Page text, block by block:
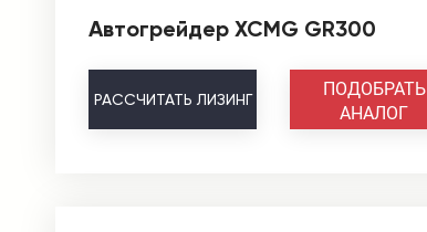
Автогрейдер XCMG GR300
РАССЧИТАТЬ ЛИЗИНГ
ПОДОБРАТЬ
АНАЛОГ